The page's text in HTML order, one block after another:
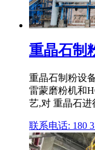
重晶石制
重晶石制粉设
雷蒙磨粉机和
艺,对 重晶石进
联系电话: 180